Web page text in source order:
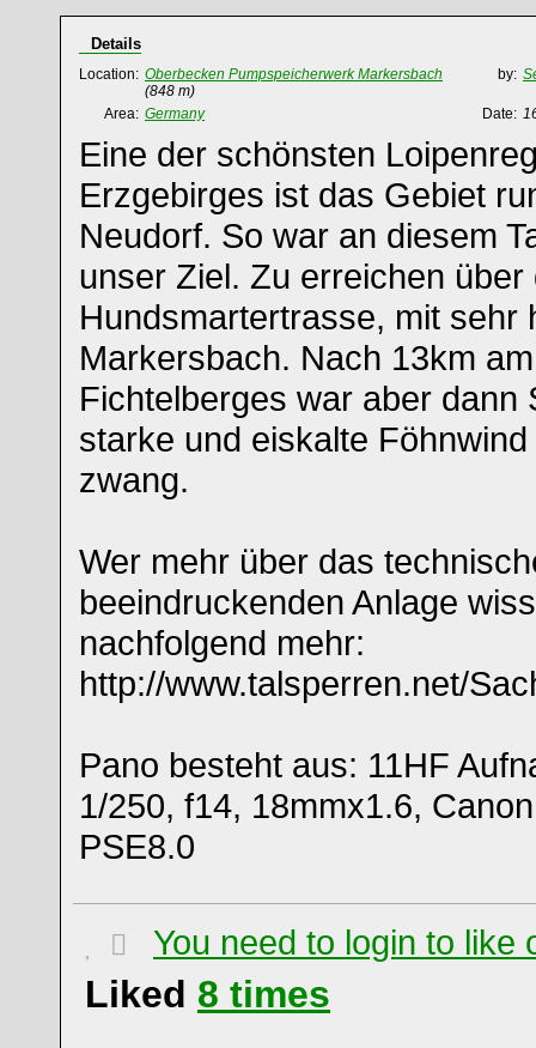
Details
Location: Oberbecken Pumpspeicherwerk Markersbach
(848 m)
by:
Area: Germany Date:
Eine der schönsten
Erzgebirges ist das Gebiet
Neudorf. So war an diesem
unser Ziel. Zu erreichen
Hundsmartertrasse, mit sehr
Markersbach. Nach 13km
Fichtelberges war aber dann
starke und eiskalte
zwang.
Wer mehr über das
beeindruckenden Anlage
nachfolgend mehr:
http://www.talsperren.net/
Pano besteht aus: 11HF
1/250, f14, 18mmx1.6,
PSE8.0
You need to login to like
Liked 8 times